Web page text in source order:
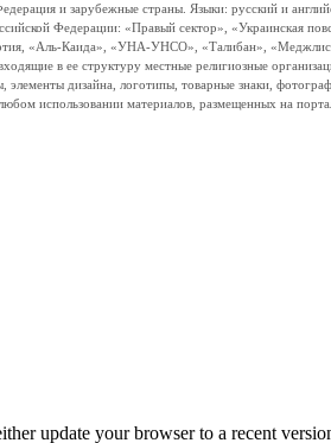
и зарубежные страны. Языки: русский и
Федерации: «Правый сектор»,
«Аль-Каида», «УНА-УНСО», «Талибан», «Меджлис
в ее структуру местные религиозные
дизайна, логотипы, товарные знаки,
использовании материалов, размещенных на
update your browser to a recent